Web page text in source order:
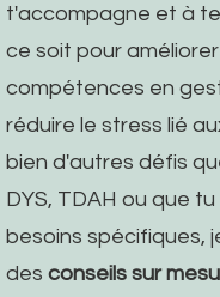
t'accompagne et à
ce soit pour
compétences en
réduire le stress lié
bien d'autres défis
DYS, TDAH ou que
besoins spécifiques,
des conseils sur